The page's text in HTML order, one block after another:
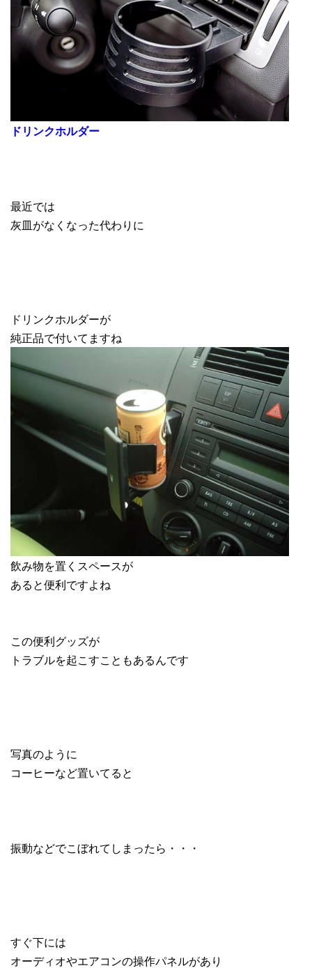
ドリンクホルダー
最近では
灰皿がなくなった代わりに
ドリンクホルダーが
純正品で付いてますね
飲み物を置くスペースが
あると便利ですよね
この便利グッズが
トラブルを起こすこともあるんです
写真のように
コーヒーなど置いてると
振動などでこぼれてしまったら・・・
すぐ下には
オーディオやエアコンの操作パネルがあり